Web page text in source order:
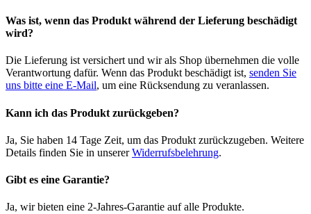
Was ist, wenn das Produkt während der Lieferung beschädigt
wird?
Die Lieferung ist versichert und wir als Shop übernehmen die volle
Verantwortung dafür. Wenn das Produkt beschädigt ist, senden Sie
uns bitte eine E-Mail, um eine Rücksendung zu veranlassen.
Kann ich das Produkt zurückgeben?
Ja, Sie haben 14 Tage Zeit, um das Produkt zurückzugeben. Weitere
Details finden Sie in unsererWiderrufsbelehrung.
Gibt es eine Garantie?
Ja, wir bieten eine 2-Jahres-Garantie auf alle Produkte.